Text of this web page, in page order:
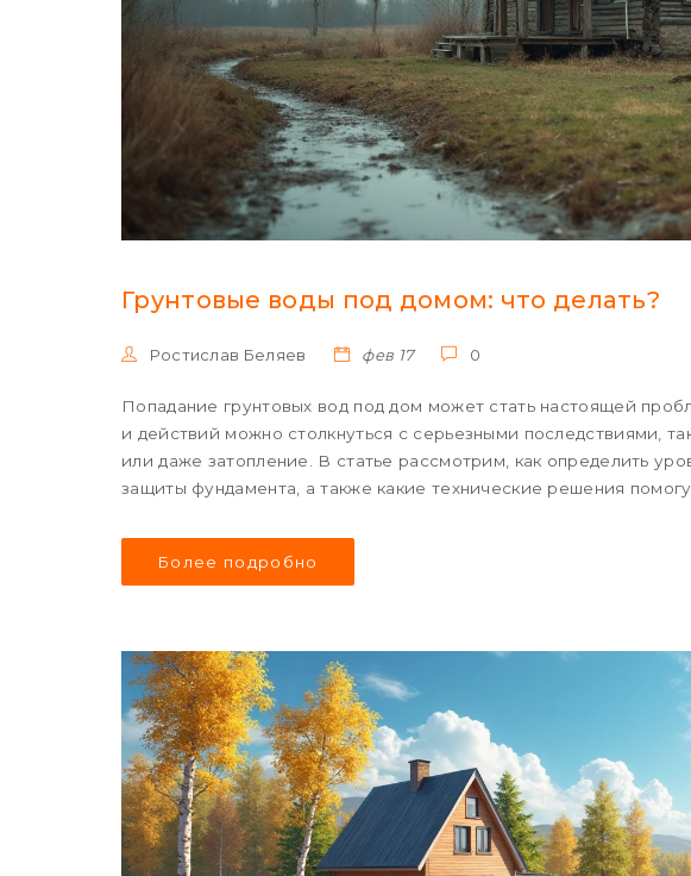
Грунтовые воды под домом: что делать?
Ростислав Беляев фев 17 0
Попадание грунтовых вод под дом может стать настоящей
и действий можно столкнуться с серьезными последствиями,
или даже затопление. В статье рассмотрим, как определить
защиты фундамента, а также какие технические решения
Более подробно